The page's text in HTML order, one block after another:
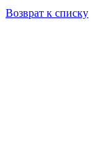
Возврат к списку